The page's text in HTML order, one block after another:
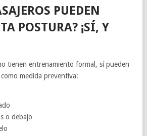
PUEDEN
POSTURA? ¡SÍ, Y
tienen entrenamiento formal, sí pueden
como medida preventiva:
o debajo